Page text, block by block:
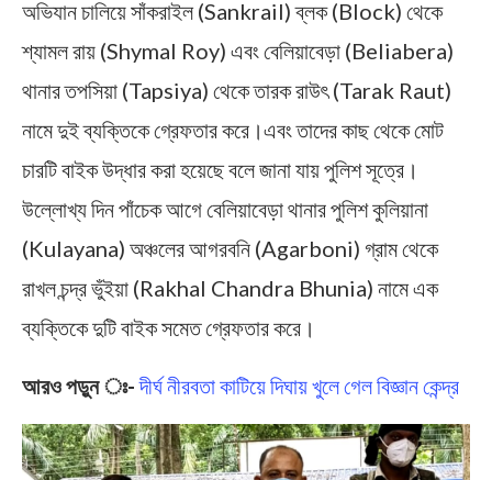
অভিযান চালিয়ে সাঁকরাইল (Sankrail) ব্লক (Block) থেকে
শ্যামল রায় (Shymal Roy) এবং বেলিয়াবেড়া (Beliabera)
থানার তপসিয়া (Tapsiya) থেকে তারক রাউৎ (Tarak Raut)
নামে দুই ব্যক্তিকে গ্রেফতার করে।এবং তাদের কাছ থেকে মোট
চারটি বাইক উদ্ধার করা হয়েছে বলে জানা যায় পুলিশ সূত্রে।
উল্লোখ্য দিন পাঁচেক আগে বেলিয়াবেড়া থানার পুলিশ কুলিয়ানা
(Kulayana) অঞ্চলের আগরবনি (Agarboni) গ্রাম থেকে
রাখল চন্দ্র ভুঁইয়া (Rakhal Chandra Bhunia) নামে এক
ব্যক্তিকে দুটি বাইক সমেত গ্রেফতার করে।
আরও পড়ুন ঃ-দীর্ঘ নীরবতা কাটিয়ে দিঘায় খুলে গেল বিজ্ঞান কেন্দ্র